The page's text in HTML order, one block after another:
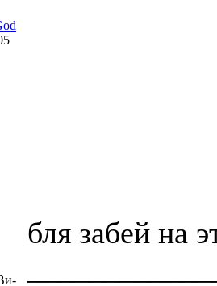
бля забей на